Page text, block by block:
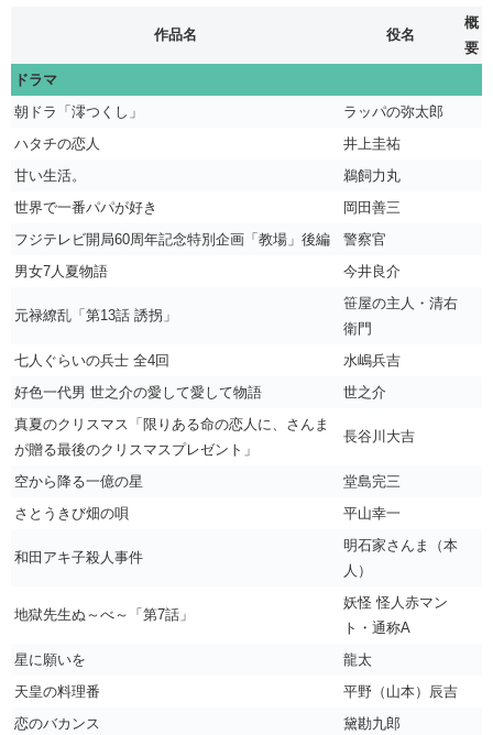
作品名 役名
概
要
ドラマ
朝ドラ「澪つくし」
ラッパの弥太郎
ハタチの恋人
井上圭祐
甘い生活。
鵜飼力丸
世界で一番パパが好き
岡田善三
フジテレビ開局60周年記念特別企画「教場」後編
警察官
男女7人夏物語
今井良介
元禄繚乱「第13話 誘拐」
笹屋の主人・清右
衛門
七人ぐらいの兵士 全4回
水嶋兵吉
好色一代男 世之介の愛して愛して物語
世之介
真夏のクリスマス「限りある命の恋人に、さんま
が贈る最後のクリスマスプレゼント」
長谷川大吉
空から降る一億の星
堂島完三
さとうきび畑の唄
平山幸一
和田アキ子殺人事件
明石家さんま（本
人）
地獄先生ぬ～べ～「第7話」
妖怪 怪人赤マン
ト・通称A
星に願いを
龍太
天皇の料理番
平野（山本）辰吉
恋のバカンス
黛勘九郎